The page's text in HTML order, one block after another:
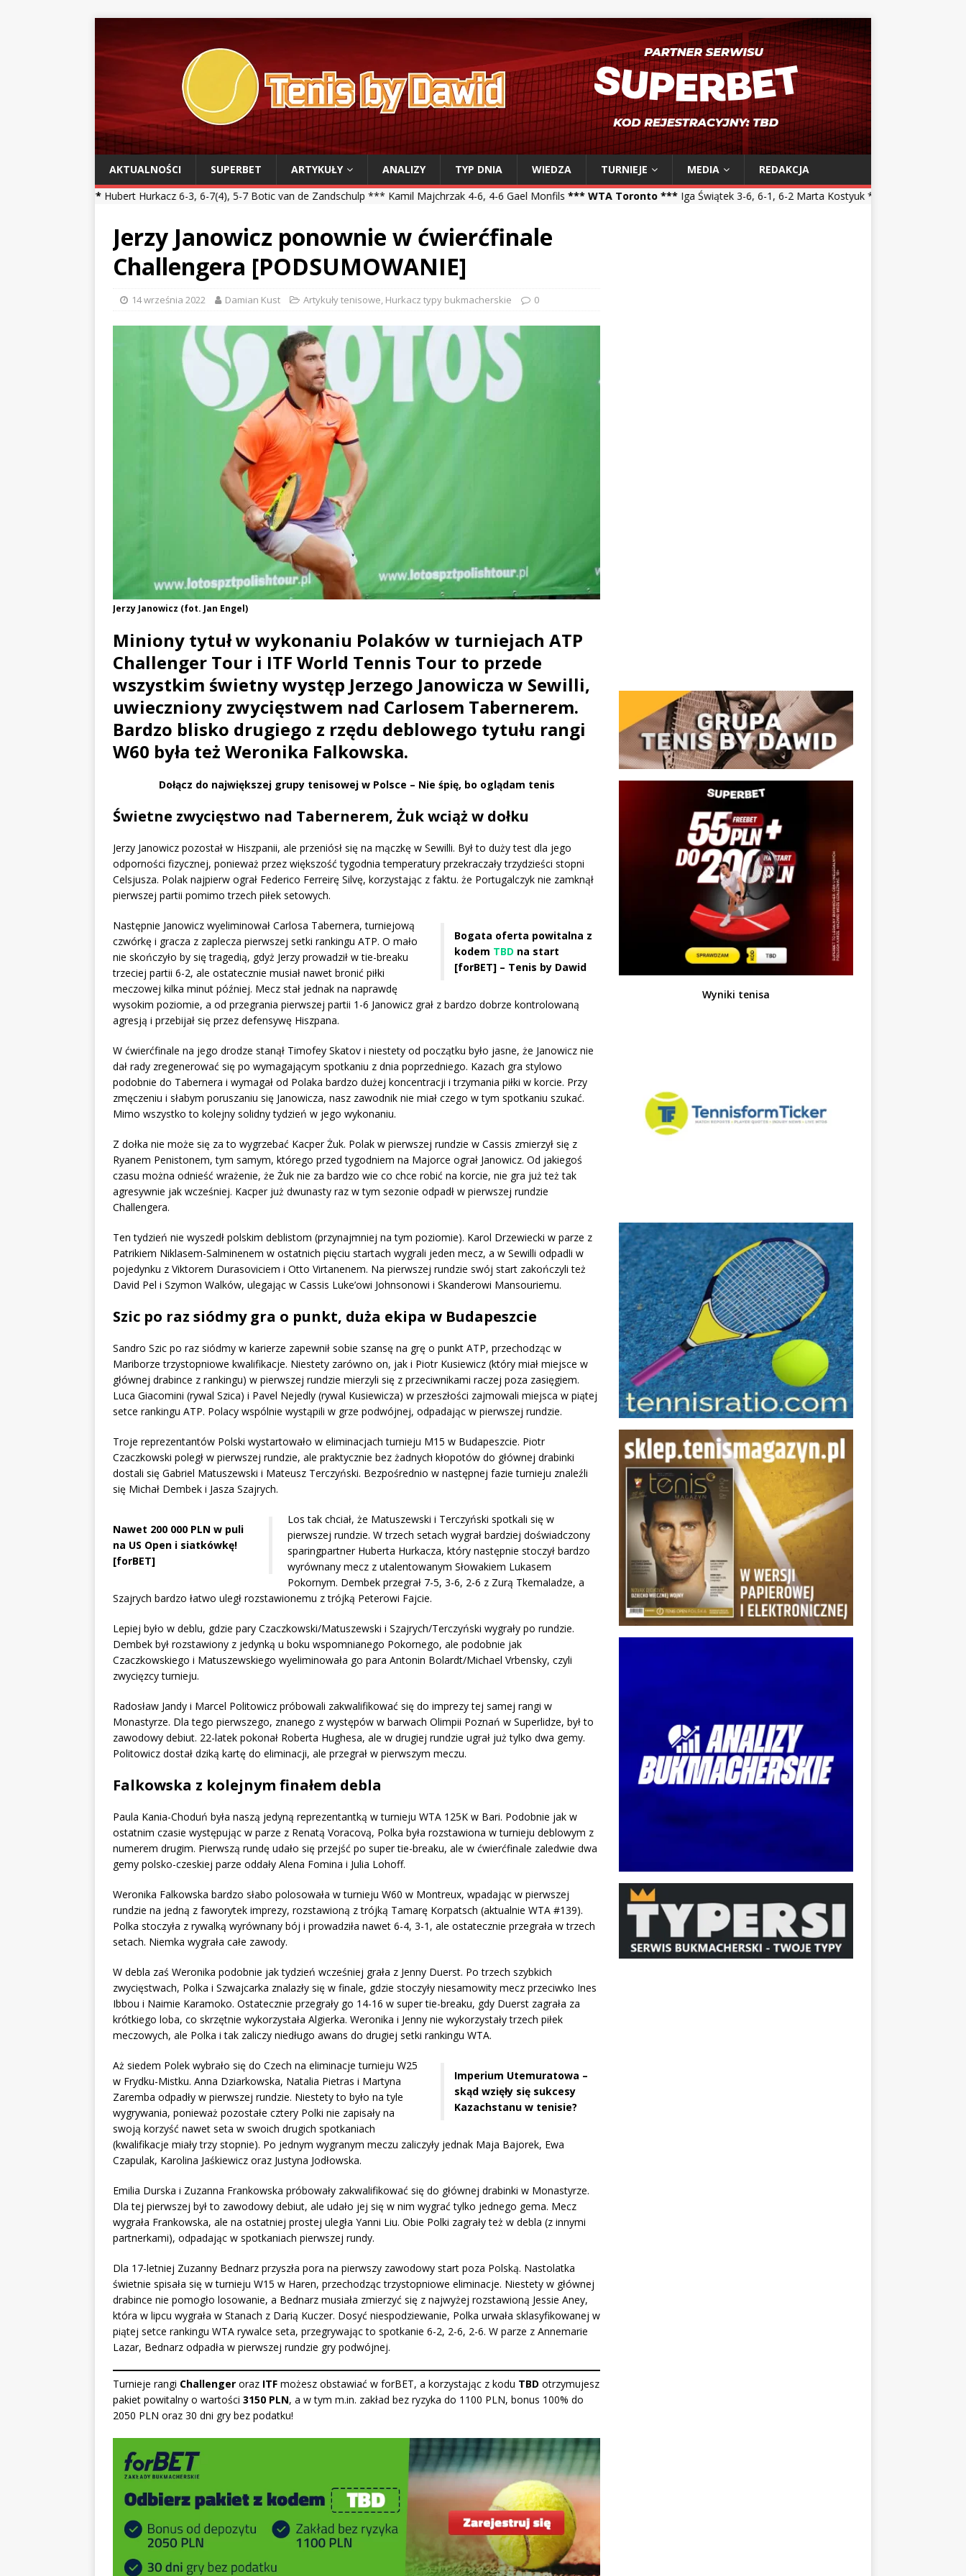
AKTUALNOŚCI SUPERBET ARTYKUŁY ANALIZY TYP DNIA WIEDZA TURNIEJE MEDIA
REDAKCJA
Hubert Hurkacz 6-3, 6-7(4), 5-7 Botic van de Zandschulp *** Kamil Majchrzak 4-6, 4-6 Gael Monfils*** WTA Toronto ***Iga Świątek 3-6, 6-1, 6-2 Marta Kostyuk *** Maja Chwalińska 5-7, 1-6 Talia
Jerzy Janowicz ponownie w ćwierćfinale
Challengera [PODSUMOWANIE]
14 września 2022 Damian Kust Artykuły tenisowe, Hurkacz typy bukmacherskie 0
Jerzy Janowicz (fot. Jan Engel)
Miniony tytuł w wykonaniu Polaków w turniejach ATP
Challenger Tour i ITF World Tennis Tour to przede
wszystkim świetny występ Jerzego Janowicza w Sewilli,
uwieczniony zwycięstwem nad Carlosem Tabernerem.
Bardzo blisko drugiego z rzędu deblowego tytułu rangi
W60 była też Weronika Falkowska.
Dołącz do największej grupy tenisowej w Polsce – Nie śpię, bo oglądam tenis
Świetne zwycięstwo nad Tabernerem, Żuk wciąż w dołku
Jerzy Janowicz pozostał w Hiszpanii, ale przeniósł się na mączkę w Sewilli. Był to duży test dla jego
odporności fizycznej, ponieważ przez większość tygodnia temperatury przekraczały trzydzieści stopni
Celsjusza. Polak najpierw ograł Federico Ferreirę Silvę, korzystając z faktu. że Portugalczyk nie zamknął
pierwszej partii pomimo trzech piłek setowych.
Bogata oferta powitalna z
kodem TBD na start
[forBET] – Tenis by Dawid
Następnie Janowicz wyeliminował Carlosa Tabernera, turniejową
czwórkę i gracza z zaplecza pierwszej setki rankingu ATP. O mało
nie skończyło by się tragedią, gdyż Jerzy prowadził w tie-breaku
trzeciej partii 6-2, ale ostatecznie musiał nawet bronić piłki
meczowej kilka minut później. Mecz stał jednak na naprawdę
wysokim poziomie, a od przegrania pierwszej partii 1-6 Janowicz grał z bardzo dobrze kontrolowaną
agresją i przebijał się przez defensywę Hiszpana.
W ćwierćfinale na jego drodze stanął Timofey Skatov i niestety od początku było jasne, że Janowicz nie
dał rady zregenerować się po wymagającym spotkaniu z dnia poprzedniego. Kazach gra stylowo
podobnie do Tabernera i wymagał od Polaka bardzo dużej koncentracji i trzymania piłki w korcie. Przy
zmęczeniu i słabym poruszaniu się Janowicza, nasz zawodnik nie miał czego w tym spotkaniu szukać.
Mimo wszystko to kolejny solidny tydzień w jego wykonaniu.
Z dołka nie może się za to wygrzebać Kacper Żuk. Polak w pierwszej rundzie w Cassis zmierzył się z
Ryanem Penistonem, tym samym, którego przed tygodniem na Majorce ograł Janowicz. Od jakiegoś
czasu można odnieść wrażenie, że Żuk nie za bardzo wie co chce robić na korcie, nie gra już też tak
agresywnie jak wcześniej. Kacper już dwunasty raz w tym sezonie odpadł w pierwszej rundzie
Challengera.
Ten tydzień nie wyszedł polskim deblistom (przynajmniej na tym poziomie). Karol Drzewiecki w parze z
Patrikiem Niklasem-Salminenem w ostatnich pięciu startach wygrali jeden mecz, a w Sewilli odpadli w
pojedynku z Viktorem Durasoviciem i Otto Virtanenem. Na pierwszej rundzie swój start zakończyli też
David Pel i Szymon Walków, ulegając w Cassis Luke’owi Johnsonowi i Skanderowi Mansouriemu.
Szic po raz siódmy gra o punkt, duża ekipa w Budapeszcie
Sandro Szic po raz siódmy w karierze zapewnił sobie szansę na grę o punkt ATP, przechodząc w
Mariborze trzystopniowe kwalifikacje. Niestety zarówno on, jak i Piotr Kusiewicz (który miał miejsce w
głównej drabince z rankingu) w pierwszej rundzie mierzyli się z przeciwnikami raczej poza zasięgiem.
Luca Giacomini (rywal Szica) i Pavel Nejedly (rywal Kusiewicza) w przeszłości zajmowali miejsca w piątej
setce rankingu ATP. Polacy wspólnie wystąpili w grze podwójnej, odpadając w pierwszej rundzie.
Troje reprezentantów Polski wystartowało w eliminacjach turnieju M15 w Budapeszcie. Piotr
Czaczkowski poległ w pierwszej rundzie, ale praktycznie bez żadnych kłopotów do głównej drabinki
dostali się Gabriel Matuszewski i Mateusz Terczyński. Bezpośrednio w następnej fazie turnieju znaleźli
się Michał Dembek i Jasza Szajrych.
Nawet 200 000 PLN w puli
na US Open i siatkówkę!
[forBET]
Los tak chciał, że Matuszewski i Terczyński spotkali się w
pierwszej rundzie. W trzech setach wygrał bardziej doświadczony
sparingpartner Huberta Hurkacza, który następnie stoczył bardzo
wyrównany mecz z utalentowanym Słowakiem Lukasem
Pokornym. Dembek przegrał 7-5, 3-6, 2-6 z Zurą Tkemaladze, a
Szajrych bardzo łatwo uległ rozstawionemu z trójką Peterowi Fajcie.
Lepiej było w deblu, gdzie pary Czaczkowski/Matuszewski i Szajrych/Terczyński wygrały po rundzie.
Dembek był rozstawiony z jedynką u boku wspomnianego Pokornego, ale podobnie jak
Czaczkowskiego i Matuszewskiego wyeliminowała go para Antonin Bolardt/Michael Vrbensky, czyli
zwycięzcy turnieju.
Radosław Jandy i Marcel Politowicz próbowali zakwalifikować się do imprezy tej samej rangi w
Monastyrze. Dla tego pierwszego, znanego z występów w barwach Olimpii Poznań w Superlidze, był to
zawodowy debiut. 22-latek pokonał Roberta Hughesa, ale w drugiej rundzie ugrał już tylko dwa gemy.
Politowicz dostał dziką kartę do eliminacji, ale przegrał w pierwszym meczu.
Falkowska z kolejnym finałem debla
Paula Kania-Choduń była naszą jedyną reprezentantką w turnieju WTA 125K w Bari. Podobnie jak w
ostatnim czasie występując w parze z Renatą Voracovą, Polka była rozstawiona w turnieju deblowym z
numerem drugim. Pierwszą rundę udało się przejść po super tie-breaku, ale w ćwierćfinale zaledwie dwa
gemy polsko-czeskiej parze oddały Alena Fomina i Julia Lohoff.
Weronika Falkowska bardzo słabo polosowała w turnieju W60 w Montreux, wpadając w pierwszej
rundzie na jedną z faworytek imprezy, rozstawioną z trójką Tamarę Korpatsch (aktualnie WTA #139).
Polka stoczyła z rywalką wyrównany bój i prowadziła nawet 6-4, 3-1, ale ostatecznie przegrała w trzech
setach. Niemka wygrała całe zawody.
W debla zaś Weronika podobnie jak tydzień wcześniej grała z Jenny Duerst. Po trzech szybkich
zwycięstwach, Polka i Szwajcarka znalazły się w finale, gdzie stoczyły niesamowity mecz przeciwko Ines
Ibbou i Naimie Karamoko. Ostatecznie przegrały go 14-16 w super tie-breaku, gdy Duerst zagrała za
krótkiego loba, co skrzętnie wykorzystała Algierka. Weronika i Jenny nie wykorzystały trzech piłek
meczowych, ale Polka i tak zaliczy niedługo awans do drugiej setki rankingu WTA.
Imperium Utemuratowa –
skąd wzięły się sukcesy
Kazachstanu w tenisie?
Aż siedem Polek wybrało się do Czech na eliminacje turnieju W25
w Frydku-Mistku. Anna Dziarkowska, Natalia Pietras i Martyna
Zaremba odpadły w pierwszej rundzie. Niestety to było na tyle
wygrywania, ponieważ pozostałe cztery Polki nie zapisały na
swoją korzyść nawet seta w swoich drugich spotkaniach
(kwalifikacje miały trzy stopnie). Po jednym wygranym meczu zaliczyły jednak Maja Bajorek, Ewa
Czapulak, Karolina Jaśkiewicz oraz Justyna Jodłowska.
Emilia Durska i Zuzanna Frankowska próbowały zakwalifikować się do głównej drabinki w Monastyrze.
Dla tej pierwszej był to zawodowy debiut, ale udało jej się w nim wygrać tylko jednego gema. Mecz
wygrała Frankowska, ale na ostatniej prostej uległa Yanni Liu. Obie Polki zagrały też w debla (z innymi
partnerkami), odpadając w spotkaniach pierwszej rundy.
Dla 17-letniej Zuzanny Bednarz przyszła pora na pierwszy zawodowy start poza Polską. Nastolatka
świetnie spisała się w turnieju W15 w Haren, przechodząc trzystopniowe eliminacje. Niestety w głównej
drabince nie pomogło losowanie, a Bednarz musiała zmierzyć się z najwyżej rozstawioną Jessie Aney,
która w lipcu wygrała w Stanach z Darią Kuczer. Dosyć niespodziewanie, Polka urwała sklasyfikowanej w
piątej setce rankingu WTA rywalce seta, przegrywając to spotkanie 6-2, 2-6, 2-6. W parze z Annemarie
Lazar, Bednarz odpadła w pierwszej rundzie gry podwójnej.
Turnieje rangi Challenger oraz ITF możesz obstawiać w forBET, a korzystając z kodu TBD otrzymujesz
pakiet powitalny o wartości 3150 PLN, a w tym m.in. zakład bez ryzyka do 1100 PLN, bonus 100% do
2050 PLN oraz 30 dni gry bez podatku!
Wyniki tenisa